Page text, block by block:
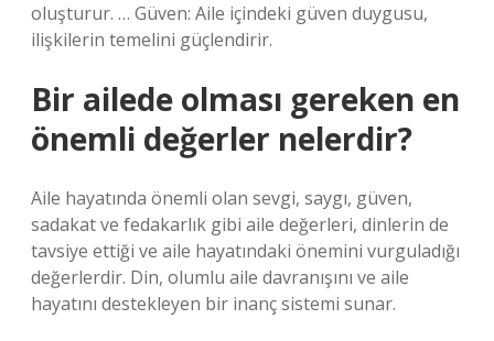
oluşturur. … Güven: Aile içindeki güven duygusu,
ilişkilerin temelini güçlendirir.
Bir ailede olması gereken en
önemli değerler nelerdir?
Aile hayatında önemli olan sevgi, saygı, güven,
sadakat ve fedakarlık gibi aile değerleri, dinlerin de
tavsiye ettiği ve aile hayatındaki önemini vurguladığı
değerlerdir. Din, olumlu aile davranışını ve aile
hayatını destekleyen bir inanç sistemi sunar.